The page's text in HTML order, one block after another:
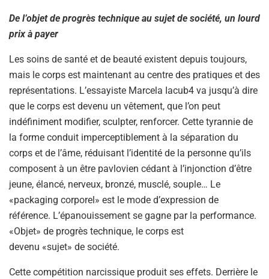
De l’objet de progrès technique au sujet de société, un lourd
prix à payer
Les soins de santé et de beauté existent depuis toujours,
mais le corps est maintenant au centre des pratiques et des
représentations. L’essayiste Marcela Iacub4 va jusqu’à dire
que le corps est devenu un vêtement, que l’on peut
indéfiniment modifier, sculpter, renforcer. Cette tyrannie de
la forme conduit imperceptiblement à la séparation du
corps et de l’âme, réduisant l’identité de la personne qu’ils
composent à un être pavlovien cédant à l’injonction d’être
jeune, élancé, nerveux, bronzé, musclé, souple… Le
«packaging corporel» est le mode d’expression de
référence. L’épanouissement se gagne par la performance.
«Objet» de progrès technique, le corps est
devenu «sujet» de société.
Cette compétition narcissique produit ses effets. Derrière le